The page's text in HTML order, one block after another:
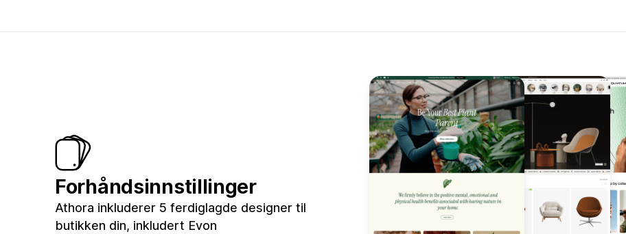
Forhåndsinnstillinger
Athora inkluderer 5 ferdiglagde designer til
butikken din, inkludert Evon